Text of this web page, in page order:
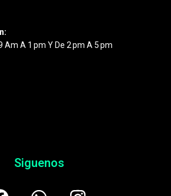
Am A 1 Pm Y De 2 Pm A 5 Pm
Siguenos